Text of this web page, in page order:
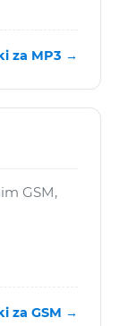
za MP3 →
GSM,
za GSM →